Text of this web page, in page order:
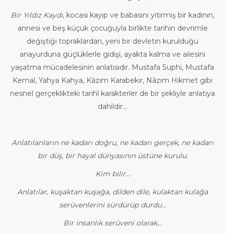
Bir Yıldız Kaydı, kocası kayıp ve babasını yitirmiş bir kadının,
annesi ve beş küçük çocuğuyla birlikte tarihin devrimle
değiştiği topraklardan, yeni bir devletin kurulduğu
anayurduna güçlüklerle gidişi, ayakta kalma ve ailesini
yaşatma mücadelesinin anlatısıdır. Mustafa Suphi, Mustafa
Kemal, Yahya Kahya, Kâzım Karabekir, Nâzım Hikmet gibi
nesnel gerçeklikteki tarihî karakterler de bir şekliyle anlatıya
dahildir…
Anlatılanların ne kadarı doğru, ne kadarı gerçek, ne kadarı
bir düş, bir hayal dünyasının üstüne kurulu.
Kim bilir…
Anlatılar, kuşaktan kuşağa, dilden dile, kulaktan kulağa
serüvenlerini sürdürüp durdu…
Bir insanlık serüveni olarak…